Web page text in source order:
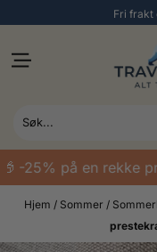
Fri frakt
-25% på en rekke
Hjem / Sommer /